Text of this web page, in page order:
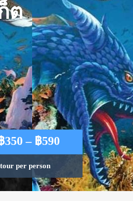
ต
฿350 – ฿590Price
range:
฿350
through
฿590
per person